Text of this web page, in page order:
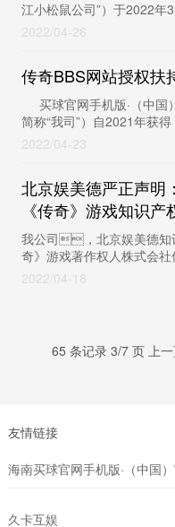
江小松鼠公司”）于2022年
2022 04-26
传奇BBS网站授权扶
买球官网手机版·（中国
简称“我司”）自2021年获
权，一直...
2022 04-23
北京娱美德严正声明
《传奇》游戏知识产
我公司，北京娱美德
奇》游戏著作权人株式会
权，有权在中国大陆地
2022 04-18
65 条记录 3/7 页 上
友情链接
海南买球官网手机版·（中国
久卡互娱